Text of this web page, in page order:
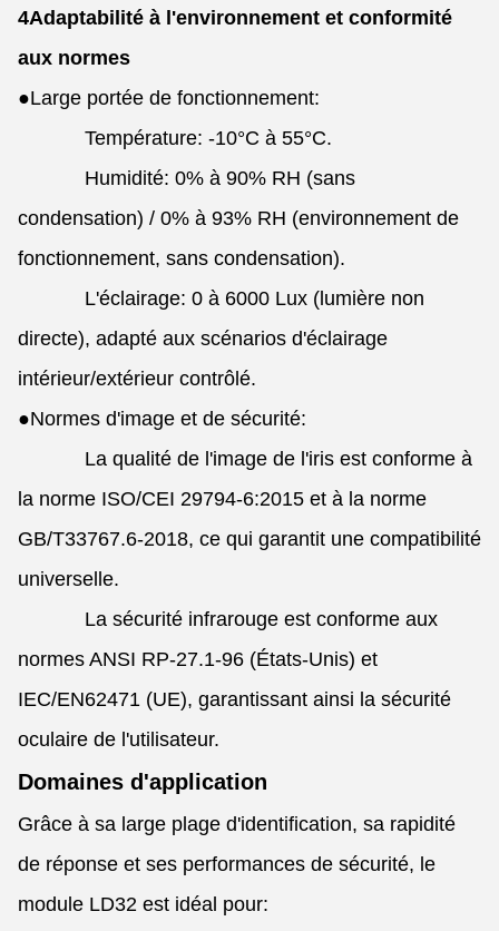
4Adaptabilité à l'environnement et conformité
aux normes
●Large portée de fonctionnement:
Température: -10°C à 55°C.
Humidité: 0% à 90% RH (sans
condensation) / 0% à 93% RH (environnement de
fonctionnement, sans condensation).
L'éclairage: 0 à 6000 Lux (lumière non
directe), adapté aux scénarios d'éclairage
intérieur/extérieur contrôlé.
●Normes d'image et de sécurité:
La qualité de l'image de l'iris est conforme à
la norme ISO/CEI 29794-6:2015 et à la norme
GB/T33767.6-2018, ce qui garantit une compatibilité
universelle.
La sécurité infrarouge est conforme aux
normes ANSI RP-27.1-96 (États-Unis) et
IEC/EN62471 (UE), garantissant ainsi la sécurité
oculaire de l'utilisateur.
Domaines d'application
Grâce à sa large plage d'identification, sa rapidité
de réponse et ses performances de sécurité, le
module LD32 est idéal pour: